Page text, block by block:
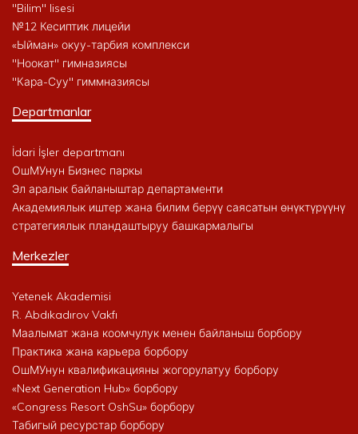
"Bilim" lisesi
№12 Кесиптик лицейи
«Ыйман» окуу-тарбия комплекси
"Ноокат" гимназиясы
"Кара-Суу" гиммназиясы
Departmanlar
İdari İşler departmanı
ОшМУнун Бизнес паркы
Эл аралык байланыштар департаменти
Академиялык иштер жана билим берүү саясатын өнүктүрүүнү
стратегиялык пландаштыруу башкармалыгы
Merkezler
Yetenek Akademisi
R. Abdıkadırov Vakfı
Маалымат жана коомчулук менен байланыш борбору
Практика жана карьера борбору
ОшМУнун квалификацияны жогорулатуу борбору
«Next Generation Hub» борбору
«Congress Resort OshSu» борбору
Табигый ресурстар борбору